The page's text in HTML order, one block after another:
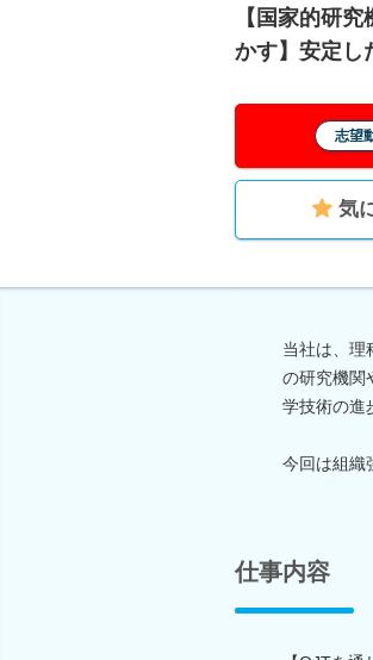
【国家的研
かす】安定し
志望
気
当社は、理
の研究機関
学技術の進
今回は組織
仕事内容